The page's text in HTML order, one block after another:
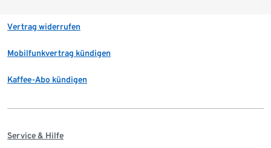
Vertrag widerrufen
Mobilfunkvertrag kündigen
Kaffee-Abo kündigen
Service & Hilfe